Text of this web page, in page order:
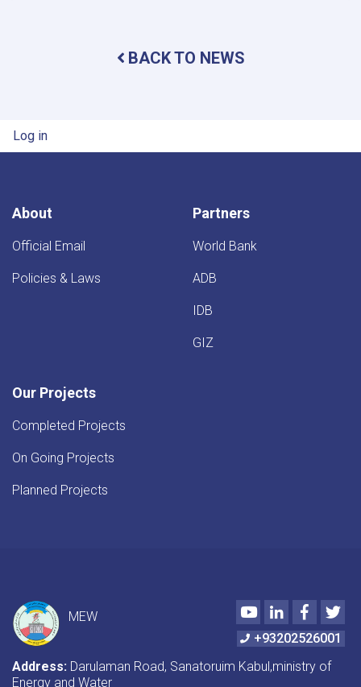
Energy
Works
BACK TO NEWS
User account menu
Log in
About
Official Email
Policies & Laws
Partners
World Bank
ADB
IDB
GIZ
Our Projects
Completed Projects
On Going Projects
Planned Projects
MEW
YoutubeLinkedIn
+93202526001
Address: Darulaman Road, Sanatoruim Kabul,ministry of
Energy and Water